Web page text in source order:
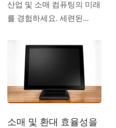
산업 및 소매 컴퓨팅의 미래
를 경험하세요. 세련된...
소매 및 환대 효율성을